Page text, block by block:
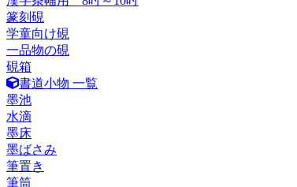
篆刻硯
学童向け硯
一品物の硯
硯箱
書道小物 一覧
墨池
水滴
墨床
墨ばさみ
筆置き
筆筒